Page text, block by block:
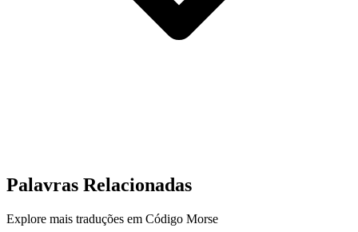
Palavras Relacionadas
Explore mais traduções em Código Morse